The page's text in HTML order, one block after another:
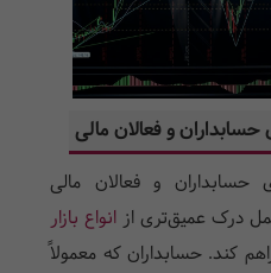
حسابداران و فعالان مالی
حسابداران و فعالان مالی
درک عمیق‌تری از انواع بازار
کند. حسابداران که معمولاً